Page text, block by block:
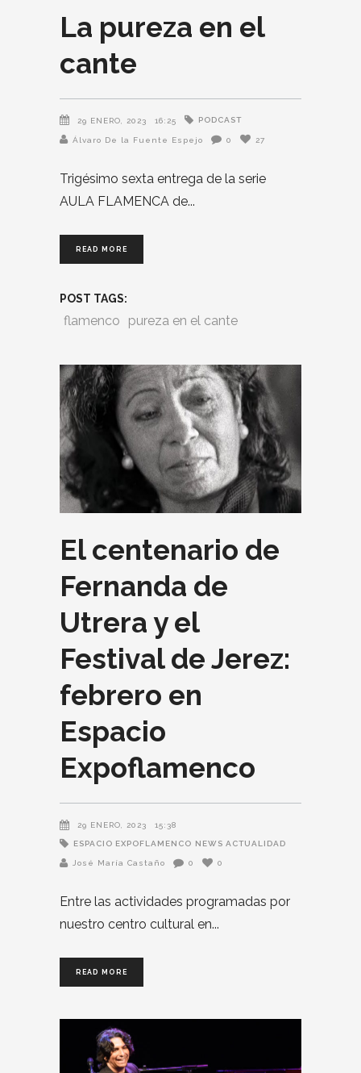
La pureza en el
cante
29 ENERO, 2023 16:25 PODCAST
Álvaro De la Fuente Espejo 0 27
Trigésimo sexta entrega de la serie
AULA FLAMENCA de
READ MORE
POST TAGS:
flamenco pureza en el cante
El centenario de
Fernanda de
Utrera y el
Festival de Jerez:
febrero en
Espacio
Expoflamenco
29 ENERO, 2023 15:38
ESPACIO EXPOFLAMENCO NEWS ACTUALIDAD
José María Castaño 0 0
Entre las actividades programadas por
nuestro centro cultural en
READ MORE